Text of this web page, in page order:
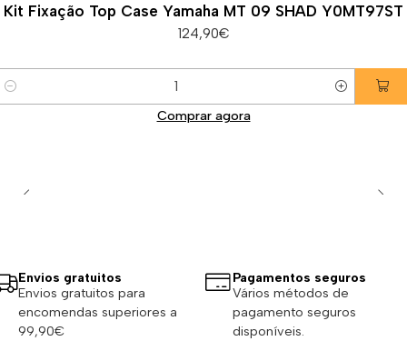
Kit Fixação Top Case Yamaha MT 09 SHAD Y0MT97ST
124,90€
Comprar agora
Envios gratuitos
Envios gratuitos para
encomendas superiores a
99,90€
Pagamentos seguros
Vários métodos de
pagamento seguros
disponíveis.